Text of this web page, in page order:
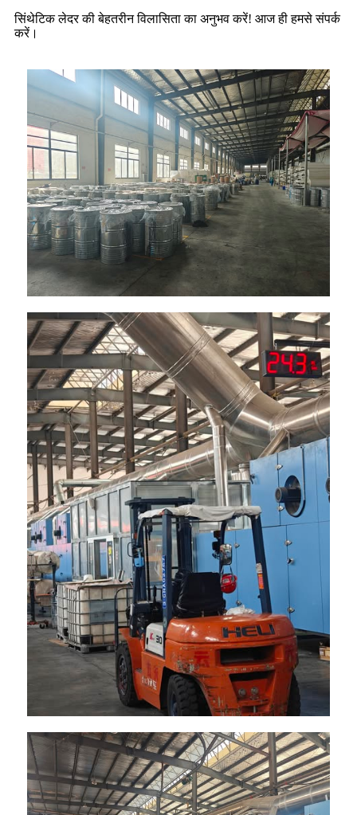
सिंथेटिक लेदर की बेहतरीन विलासिता का अनुभव करें! आज ही हमसे संपर्क
करें।